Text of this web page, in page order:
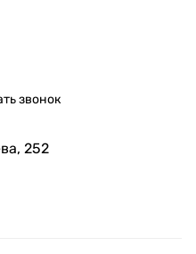
звонок
252